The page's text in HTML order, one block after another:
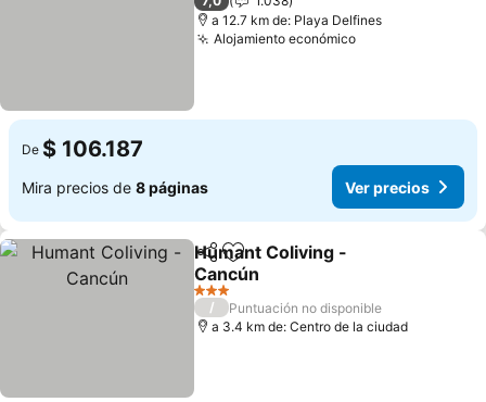
a 12.7 km de: Playa Delfines
Alojamiento económicoVer precios
De $ 106.187
Mira precios de 8 páginas Ver precios
CompartirAgregar a favoritos
Humant Coliving -
Cancún
Ver precios
3 Estrellas
/
Puntuación no disponible
a 3.4 km de: Centro de la ciudad